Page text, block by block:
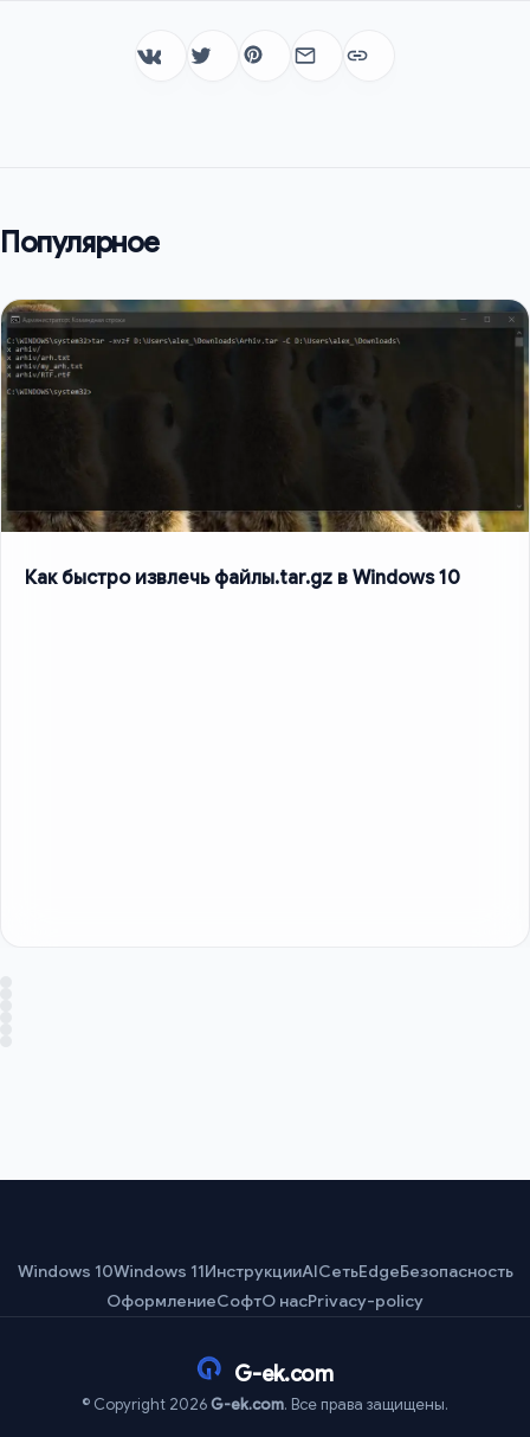
Популярное
Как быстро извлечь файлы.tar.gz в Windows 10
Windows 10Windows 11ИнструкцииAIСетьEdgeБезопасность
ОформлениеСофтО насPrivacy-policy
G-ek.com
© Copyright 2026G-ek.com. Все права защищены.